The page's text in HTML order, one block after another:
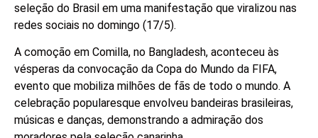
seleção do Brasil em uma manifestação que viralizou nas
redes sociais no domingo (17/5).
A comoção em Comilla, no Bangladesh, aconteceu às
vésperas da convocação da Copa do Mundo da FIFA,
evento que mobiliza milhões de fãs de todo o mundo. A
celebração popularesque envolveu bandeiras brasileiras,
músicas e danças, demonstrando a admiração dos